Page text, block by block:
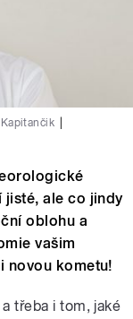
jisté, ale co jindy
oblohu a
vašim
novou kometu!
třeba i tom, jaké